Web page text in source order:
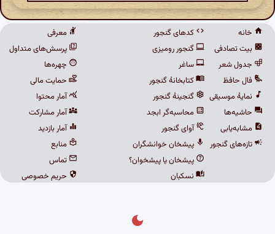
خانه
بیت تصادفی
جدول شعر
فال حافظ
نمایهٔ موسیقی
حاشیه‌ها
مشابه‌یابی
تازه‌های گنجور
کدهای گنجور
گنجور رومیزی
ساغر
کتابخانهٔ گنجور
گنجینهٔ گنجور
محاسبه‌گر ابجد
آوای گنجور
پیشخان خوانشگران
پیشخان یا پیشخوان؟
نسکبان
معرفی
پرسش‌های متداول
چهره‌ها
حمایت مالی
آمار محتوا
آمار مشارکت
آمار بازدید
منابع
تماس
حریم خصوصی